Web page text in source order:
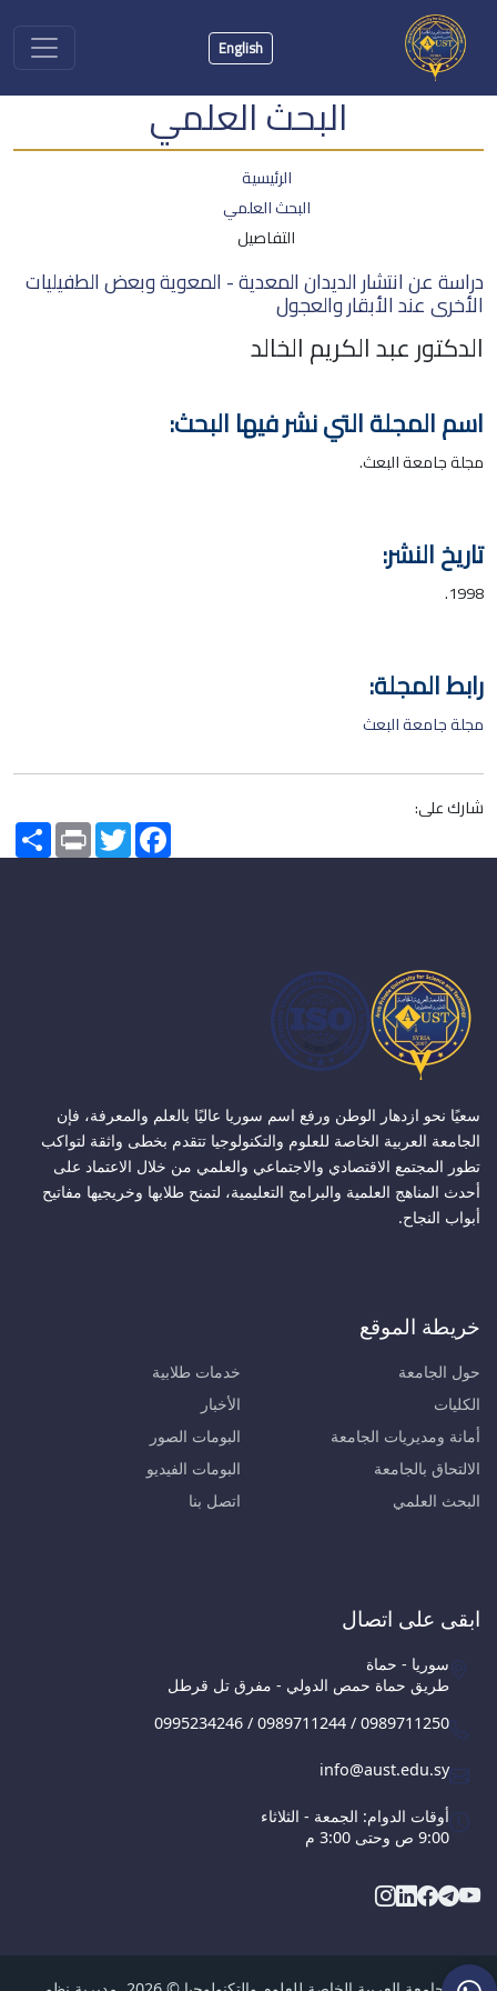
English
البحث العلمي
الرئيسية
البحث العلمي
التفاصيل
دراسة عن انتشار الديدان المعدية - المعوية وبعض الطفيليات
الأخرى عند الأبقار والعجول
الدكتور عبد الكريم الخالد
اسم المجلة التي نشر فيها البحث:
مجلة جامعة البعث.
تاريخ النشر:
1998.
رابط المجلة:
مجلة جامعة البعث
شارك على:
Share PrintTwitterFacebook
سعيًا نحو ازدهار الوطن ورفع اسم سوريا عاليًا بالعلم والمعرفة، فإن
الجامعة العربية الخاصة للعلوم والتكنولوجيا تتقدم بخطى واثقة لتواكب
تطور المجتمع الاقتصادي والاجتماعي والعلمي من خلال الاعتماد على
أحدث المناهج العلمية والبرامج التعليمية، لتمنح طلابها وخريجيها مفاتيح
أبواب النجاح.
خريطة الموقع
حول الجامعة
الكليات
أمانة ومديريات الجامعة
الالتحاق بالجامعة
البحث العلمي
خدمات طلابية
الأخبار
البومات الصور
البومات الفيديو
اتصل بنا
ابقى على اتصال
سوريا - حماة
طريق حماة حمص الدولي - مفرق تل قرطل
0995234246 / 0989711244 / 0989711250
info@aust.edu.sy
أوقات الدوام: الجمعة - الثلاثاء
9:00 ص وحتى 3:00 م